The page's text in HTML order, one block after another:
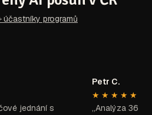
programů
jednání s
Petr C.
★★★★★
„Analýza 36